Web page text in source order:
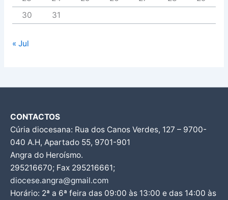
30
31
« Jul
CONTACTOS
Cúria diocesana: Rua dos Canos Verdes, 127 – 9700-
040 A.H, Apartado 55, 9701-901
Angra do Heroísmo.
295216670; Fax 295216661;
diocese.angra@gmail.com
Horário: 2ª a 6ª feira das 09:00 às 13:00 e das 14:00 às